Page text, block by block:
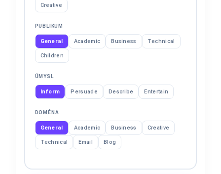
Creative
PUBLIKUM
General Academic Business Technical
Children
ÚMYSL
Inform Persuade Describe Entertain
DOMÉNA
General Academic Business Creative
Technical Email Blog